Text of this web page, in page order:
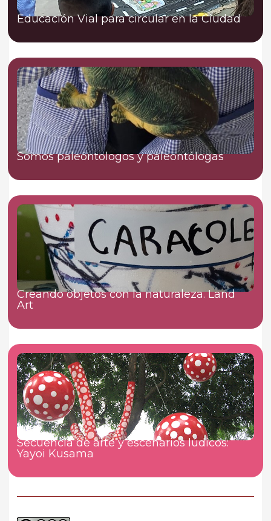
Educación Vial para circular en la Ciudad
Somos paleóntologos y paleontólogas
Creando objetos con la naturaleza. Land
Art
Secuencia de arte y escenarios lúdicos:
Yayoi Kusama